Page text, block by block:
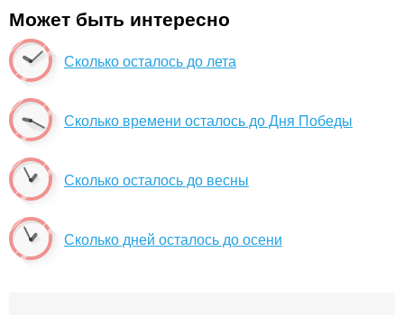
Может быть интересно
Сколько осталось до лета
Сколько времени осталось до Дня Победы
Сколько осталось до весны
Сколько дней осталось до осени